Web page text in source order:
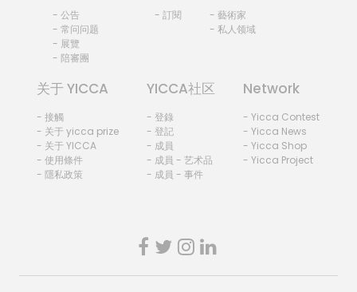
- 公告
- 常问问题
- 展覽
- 陪審團
- 訂閱
- 藝術家
- 私人领域
关于 YICCA
- 接觸
- 关于 yicca prize
- 关于 YICCA
- 使用條件
- 隱私政策
YICCA社区
- 登錄
- 登記
- 成員
- 成員 - 艺术品
- 成員 - 事件
Network
- Yicca Contest
- Yicca News
- Yicca Shop
- Yicca Project